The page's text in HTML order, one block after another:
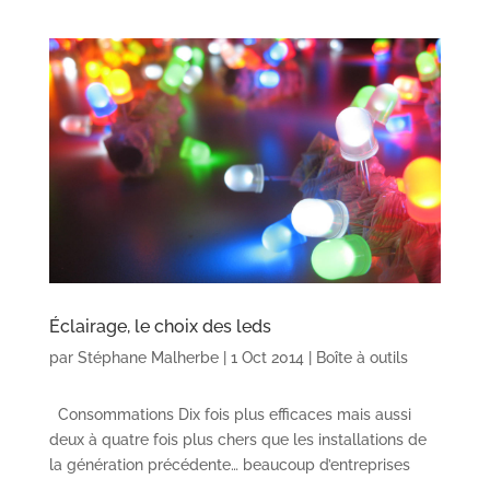
Éclairage, le choix des leds
par Stéphane Malherbe| 1 Oct 2014 Boîte à outils
Consommations Dix fois plus efficaces mais aussi
deux à quatre fois plus chers que les installations de
la génération précédente… beaucoup d’entreprises